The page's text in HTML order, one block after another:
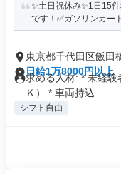
✨土日祝休み✨1日15
です！✅ガソリンカー
東京都千代田区飯田
日給1万8000円以上
求める人材: * 未経験
Ｋ） * 車両持込...
シフト自由